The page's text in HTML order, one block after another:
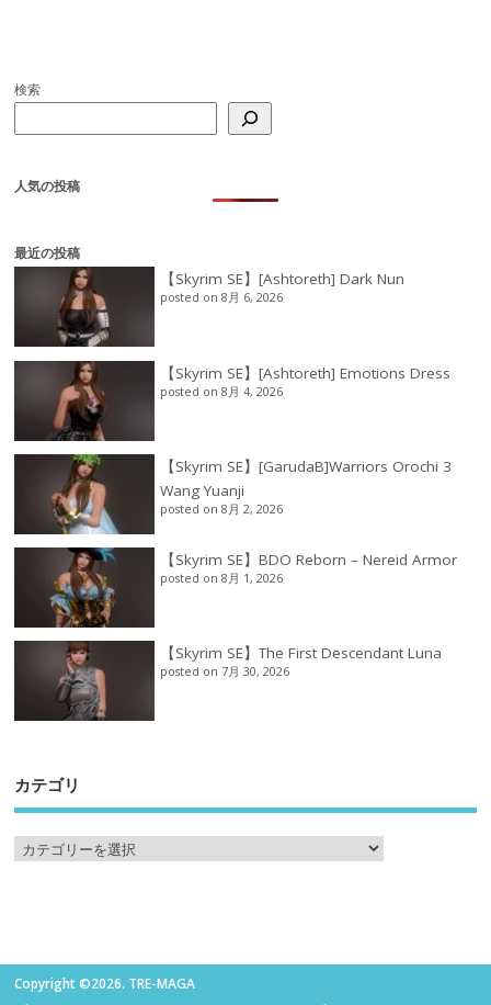
検索
人気の投稿
最近の投稿
【Skyrim SE】[Ashtoreth] Dark Nun
posted on 8月 6, 2026
【Skyrim SE】[Ashtoreth] Emotions Dress
posted on 8月 4, 2026
【Skyrim SE】[GarudaB]Warriors Orochi 3
Wang Yuanji
posted on 8月 2, 2026
【Skyrim SE】BDO Reborn – Nereid Armor
posted on 8月 1, 2026
【Skyrim SE】The First Descendant Luna
posted on 7月 30, 2026
カテゴリ
Copyright ©2026. TRE-MAGA